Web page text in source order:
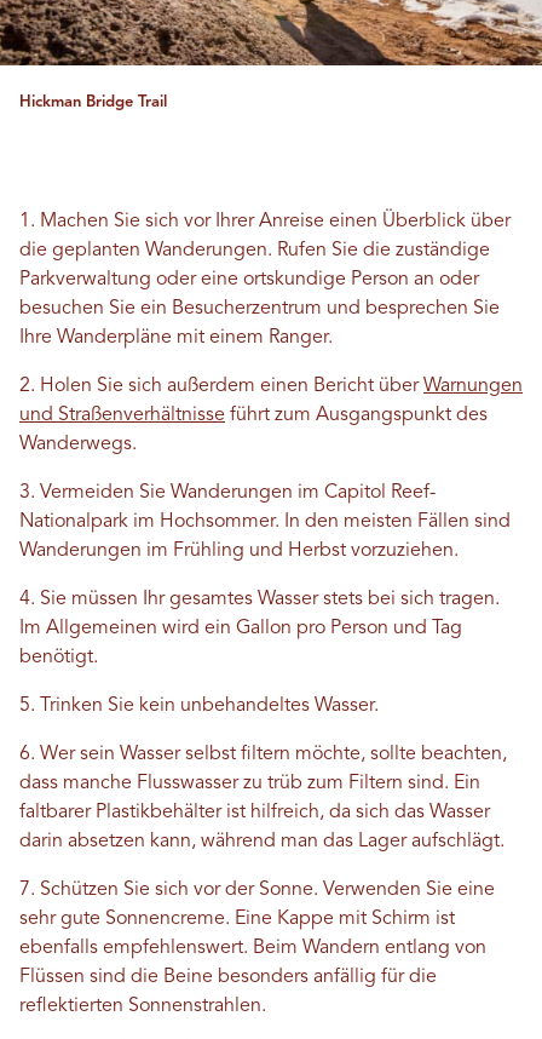
Hickman Bridge Trail
1. Machen Sie sich vor Ihrer Anreise einen Überblick über
die geplanten Wanderungen. Rufen Sie die zuständige
Parkverwaltung oder eine ortskundige Person an oder
besuchen Sie ein Besucherzentrum und besprechen Sie
Ihre Wanderpläne mit einem Ranger.
2. Holen Sie sich außerdem einen Bericht überWarnungen
und Straßenverhältnisse führt zum Ausgangspunkt des
Wanderwegs.
3. Vermeiden Sie Wanderungen im Capitol Reef-
Nationalpark im Hochsommer. In den meisten Fällen sind
Wanderungen im Frühling und Herbst vorzuziehen.
4. Sie müssen Ihr gesamtes Wasser stets bei sich tragen.
Im Allgemeinen wird ein Gallon pro Person und Tag
benötigt.
5. Trinken Sie kein unbehandeltes Wasser.
6. Wer sein Wasser selbst filtern möchte, sollte beachten,
dass manche Flusswasser zu trüb zum Filtern sind. Ein
faltbarer Plastikbehälter ist hilfreich, da sich das Wasser
darin absetzen kann, während man das Lager aufschlägt.
7. Schützen Sie sich vor der Sonne. Verwenden Sie eine
sehr gute Sonnencreme. Eine Kappe mit Schirm ist
ebenfalls empfehlenswert. Beim Wandern entlang von
Flüssen sind die Beine besonders anfällig für die
reflektierten Sonnenstrahlen.